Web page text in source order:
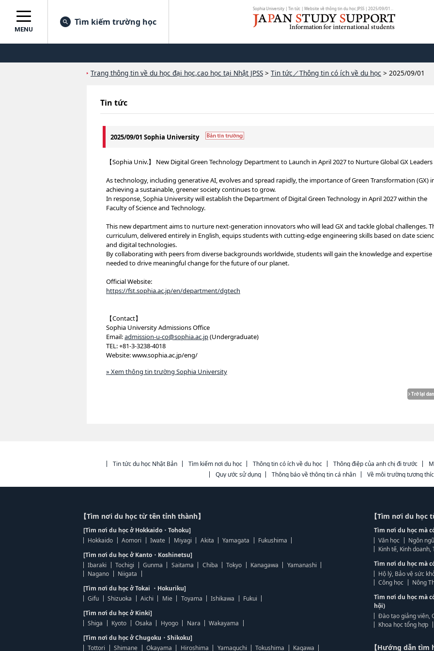
Sophia University | Tin tức | Website về thông tin du học JPSS | 2025/09/01...
MENU
Tìm kiếm trường học
Trang thông tin về du học đại học,cao học tại Nhật JPSS > Tin tức／Thông tin có ích về du học > 2025/09/01
Tin tức
2025/09/01 Sophia University
【Sophia Univ.】 New Digital Green Technology Department to Launch in April 2027 to Nurture Global GX Leaders
As technology, including generative AI, evolves and spread rapidly, the importance of Green Transformation (GX)
achieving a sustainable, greener society continues to grow.
In response, Sophia University will establish the Department of Digital Green Technology in April 2027 within the
Faculty of Science and Technology.
This new department aims to nurture next-generation innovators who will lead GX and tackle global challenges.
curriculum, delivered entirely in English, equips students with cutting-edge engineering skills based on date
and digital technologies.
By collaborating with peers from diverse backgrounds worldwide, students will gain the knowledge and expertise
needed to drive meaningful change for the future of our planet.
Official Website:
https://fst.sophia.ac.jp/en/department/dgtech
【Contact】
Sophia University Admissions Office
Email:admission-u-co@sophia.ac.jp(Undergraduate)
TEL: +81-3-3238-4018
Website: www.sophia.ac.jp/eng/
» Xem thông tin trường Sophia University
Tin tức du học Nhật Bản Tìm kiếm nơi du học Thông tin có ích về du học Thông điệp của anh chị đi trước
Quy ước sử dụng
Thông báo về thông tin cá nhân Về môi trường tương
【Tìm nơi du học từ tên tỉnh thành】
[Tìm nơi du học ở Hokkaido・Tohoku]
Hokkaido
Aomori Iwate Miyagi Akita Yamagata
Fukushima
[Tìm nơi du học ở Kanto・Koshinetsu]
Ibaraki
Tochigi Gunma Saitama Chiba Tokyo Kanagawa
Yamanashi
Nagano
Niigata
[Tìm nơi du học ở Tokai ・Hokuriku]
Gifu
Shizuoka Aichi Mie Toyama Ishikawa
Fukui
[Tìm nơi du học ở Kinki]
Shiga
Kyoto Osaka Hyogo Nara
Wakayama
[Tìm nơi du học ở Chugoku・Shikoku]
Tottori
Shimane Okayama Hiroshima Yamaguchi Tokushima Kagawa
【Tìm nơi du học
Tìm nơi du học mà
Văn học
Ngôn
Kinh tế, Kinh doanh,
Tìm nơi du học mà
Hộ lý, Bảo vệ sức
Công học
Nông
Tìm nơi du học mà
hội)
Đào tạo giảng viên,
Khoa học tổng hợp
【Hướng dẫn tìm